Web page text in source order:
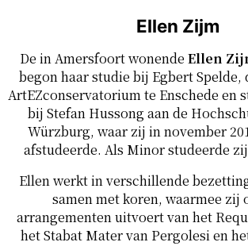
Ellen Zijm
De in Amersfoort wonende Ellen
begon haar studie bij Egbert Spelde,
ArtEZconservatorium te Enschede en
bij Stefan Hussong aan de
Würzburg, waar zij in november
afstudeerde. Als Minor studeerde
Ellen werkt in verschillende
samen met koren, waarmee zij
arrangementen uitvoert van het
het Stabat Mater van Pergolesi en